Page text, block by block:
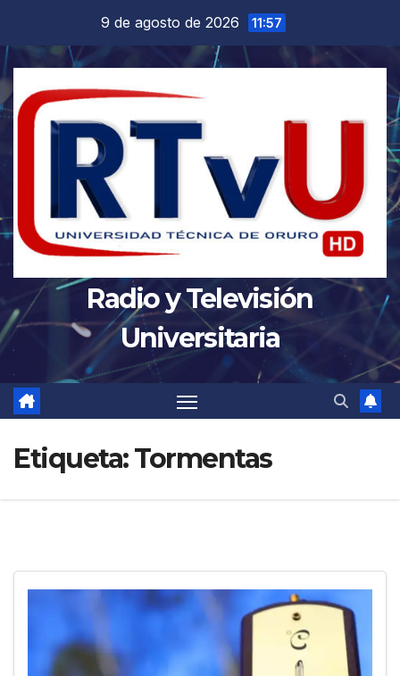
contenido
9 de agosto de 2026 11:57
Radio y Televisión
Universitaria
Etiqueta:Tormentas